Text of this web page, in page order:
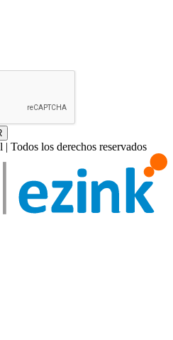
los derechos reservados